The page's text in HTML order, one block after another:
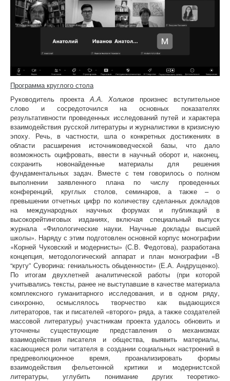
Программа круглого стола
Руководитель проектаА.А. Холиков произнес вступительное
слово и сосредоточился на основных показателях
результативности проведенных исследований путей и характера
взаимодействия русской литературы и журналистики в кризисную
эпоху. Речь, в частности, шла о конкретных достижениях в
области расширения источниковедческой базы, что дало
возможность оцифровать, ввести в научный оборот и, наконец,
сохранить новонайденные материалы для решения
фундаментальных задач. Вместе с тем говорилось о полном
выполнении заявленного плана по числу проведенных
конференций, круглых столов, семинаров, а также – о
превышении отчетных цифр по количеству сделанных докладов
на международных научных форумах и публикаций в
высокорейтинговых изданиях, включая специальный выпуск
журнала «Филологические науки. Научные доклады высшей
школы». Наряду с этим подготовлен основной корпус монографии
«Корней Чуковский и модернисты» (С.В. Федотова), разработана
концепция, методологический аппарат и план монографии «В
“кругу” Суворина: гениальность обыденности» (Е.А. Андрущенко).
По итогам двухлетней аналитической работы (при которой
учитывались тексты, ранее не выступавшие в качестве материала
комплексного гуманитарного исследования, и в одном ряду,
синхронно, осмыслялось творчество как выдающихся
литераторов, так и писателей «второго» ряда, а также создателей
массовой литературы) участникам проекта удалось обновить и
уточнены существующие представления о механизмах
взаимодействия писателя и общества, выявить материалы,
касающиеся роли читателя в создании социальных настроений в
предреволюционное время, проанализировать формы
взаимодействия фельетонной критики и модернистской
литературы, углубить понимание других теоретико-